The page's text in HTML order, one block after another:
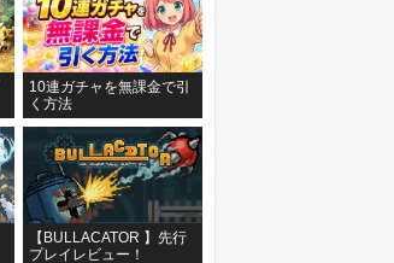
10連ガチャを無課金で引
く方法
【BULLACATOR 】先行
プレイレビュー！